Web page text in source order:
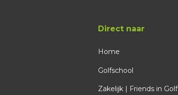
Direct naar
Home
Golfschool
Zakelijk | Friends in Golf